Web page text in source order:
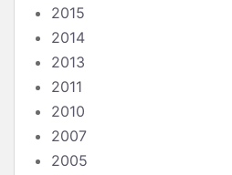
2015
2014
2013
2011
2010
2007
2005